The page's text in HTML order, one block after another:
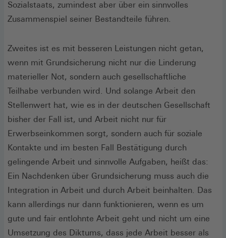
Sozialstaats, zumindest aber über ein sinnvolles
Zusammenspiel seiner Bestandteile führen.
Zweites ist es mit besseren Leistungen nicht getan,
wenn mit Grundsicherung nicht nur die Linderung
materieller Not, sondern auch gesellschaftliche
Teilhabe verbunden wird. Und solange Arbeit den
Stellenwert hat, wie es in der deutschen Gesellschaft
bisher der Fall ist, und Arbeit nicht nur für
Erwerbseinkommen sorgt, sondern auch für soziale
Kontakte und im besten Fall Bestätigung durch
gelingende Arbeit und sinnvolle Aufgaben, heißt das:
Ein Nachdenken über Grundsicherung muss auch die
Integration in Arbeit und durch Arbeit beinhalten. Das
kann allerdings nur dann funktionieren, wenn es um
gute und fair entlohnte Arbeit geht und nicht um eine
Umsetzung des Diktums, dass jede Arbeit besser als